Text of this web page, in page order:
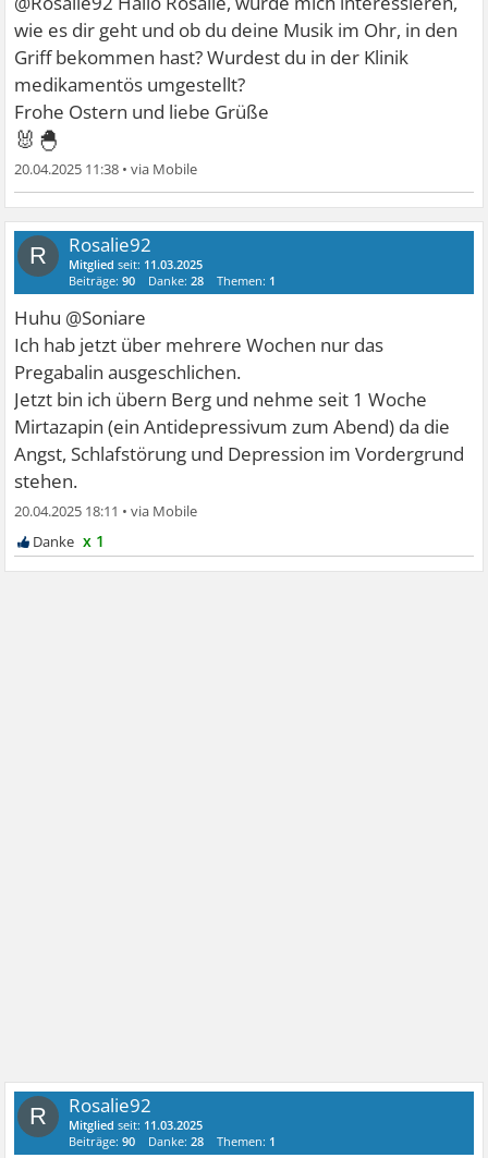
wie es dir geht und ob du deine Musik im Ohr, in den
Griff bekommen hast? Wurdest du in der Klinik
medikamentös umgestellt?
Frohe Ostern und liebe Grüße
🐰🐣
20.04.2025 11:38 •
R Rosalie92
Mitglied seit: 11.03.2025
Beiträge:90 Danke:28 Themen: 1
Huhu @Soniare
Ich hab jetzt über mehrere Wochen nur das
Pregabalin ausgeschlichen.
Jetzt bin ich übern Berg und nehme seit 1 Woche
Mirtazapin (ein Antidepressivum zum Abend) da die
Angst, Schlafstörung und Depression im Vordergrund
stehen.
20.04.2025 18:11 •
x 1
R Rosalie92
Mitglied seit: 11.03.2025
Beiträge:90 Danke:28 Themen: 1